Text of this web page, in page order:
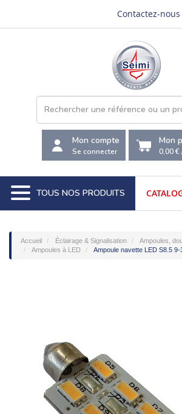
Contactez-nous
Mon compte
Se connecter
Mon
0,00 €
TOUS NOS PRODUITS
Accueil Éclairage & Signalisation
Ampoules,
Ampoules à LED
Ampoule navette LED S8.5 9-